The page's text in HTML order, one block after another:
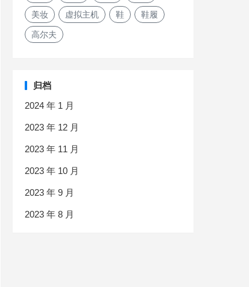
美妆 虚拟主机 鞋 鞋履
高尔夫
归档
2024 年 1 月
2023 年 12 月
2023 年 11 月
2023 年 10 月
2023 年 9 月
2023 年 8 月